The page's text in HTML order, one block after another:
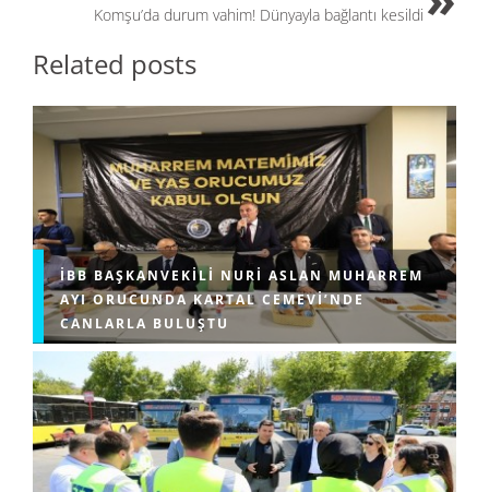
Komşu’da durum vahim! Dünyayla bağlantı kesildi
Related posts
İBB BAŞKANVEKILI NURI ASLAN MUHARREM
AYI ORUCUNDA KARTAL CEMEVI’NDE
CANLARLA BULUŞTU